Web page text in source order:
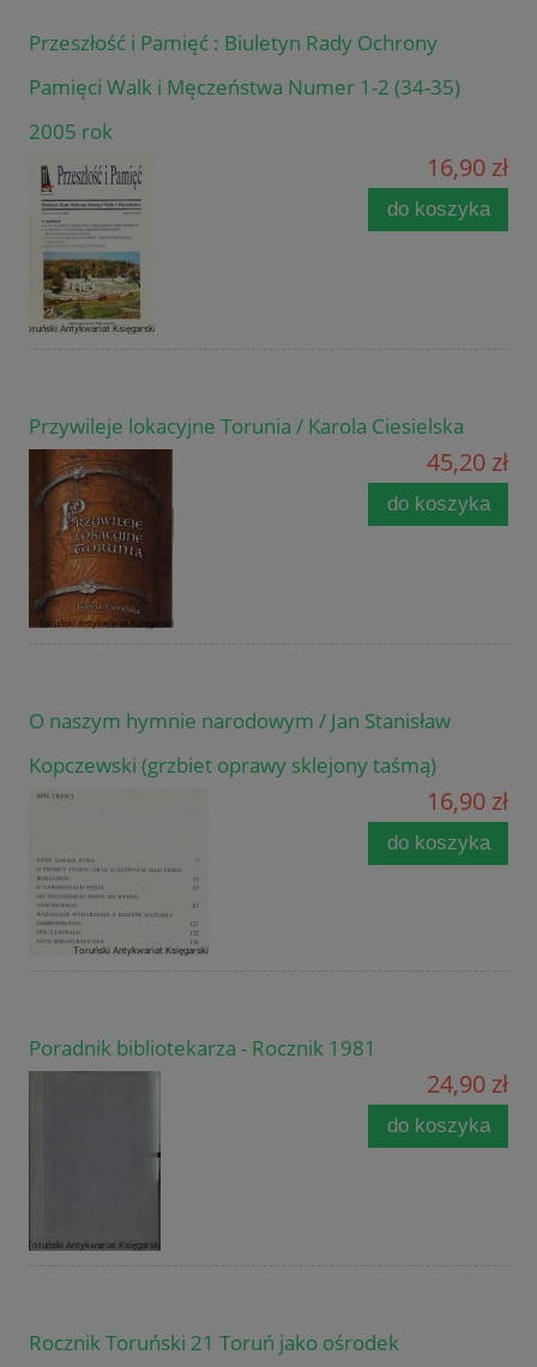
Przeszłość i Pamięć : Biuletyn Rady Ochrony
Pamięci Walk i Męczeństwa Numer 1-2 (34-35)
2005 rok
16,90 zł
do koszyka
Przywileje lokacyjne Torunia / Karola Ciesielska
45,20 zł
do koszyka
O naszym hymnie narodowym / Jan Stanisław
Kopczewski (grzbiet oprawy sklejony taśmą)
16,90 zł
do koszyka
Poradnik bibliotekarza - Rocznik 1981
24,90 zł
do koszyka
Rocznik Toruński 21 Toruń jako ośrodek